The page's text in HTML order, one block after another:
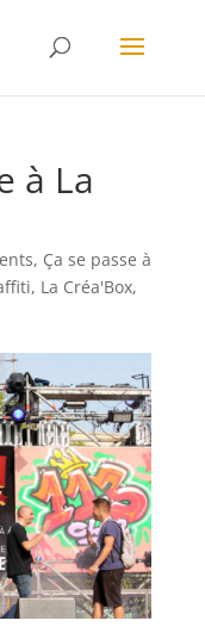
à La
, Ça se passe à
, La Créa'Box,